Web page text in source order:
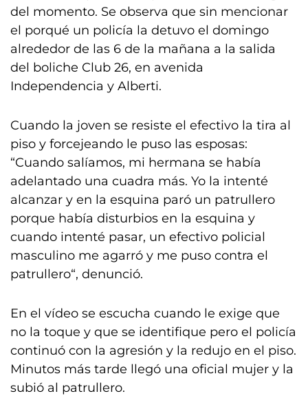
del momento. Se observa que sin mencionar
el porqué un policía la detuvo el domingo
alrededor de las 6 de la mañana a la salida
del boliche Club 26, en avenida
Independencia y Alberti.
Cuando la joven se resiste el efectivo la tira al
piso y forcejeando le puso las esposas:
“Cuando salíamos, mi hermana se había
adelantado una cuadra más. Yo la intenté
alcanzar y en la esquina paró un patrullero
porque había disturbios en la esquina y
cuando intenté pasar, un efectivo policial
masculino me agarró y me puso contra el
patrullero“, denunció.
En el vídeo se escucha cuando le exige que
no la toque y que se identifique pero el policía
continuó con la agresión y la redujo en el piso.
Minutos más tarde llegó una oficial mujer y la
subió al patrullero.